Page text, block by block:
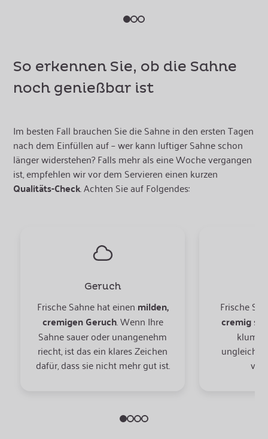
So erkennen Sie, ob die Sahne
noch genießbar ist
Im besten Fall brauchen Sie die Sahne in den ersten Tagen
nach dem Einfüllen auf – wer kann luftiger Sahne schon
länger widerstehen? Falls mehr als eine Woche vergangen
ist, empfehlen wir vor dem Servieren einen kurzen
Qualitäts-Check. Achten Sie auf Folgendes:
Geruch
Frische Sahne hat einen milden,
cremigen Geruch. Wenn Ihre
Sahne sauer oder unangenehm
riecht, ist das ein klares Zeichen
dafür, dass sie nicht mehr gut ist.
Frische
cremig